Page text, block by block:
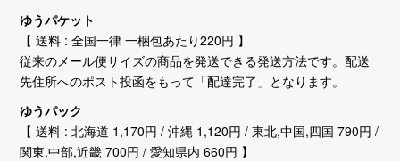
ゆうパケット
【 送料 : 全国一律 一梱包あたり220円 】
従来のメール便サイズの商品を発送できる発送方法です。配送
先住所へのポスト投函をもって「配達完了」となります。
ゆうパック
【 送料 : 北海道 1,170円 / 沖縄 1,120円 / 東北,中国,四国 790円 /
関東,中部,近畿 700円 / 愛知県内 660円 】